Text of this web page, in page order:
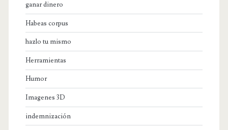
ganar dinero
Habeas corpus
hazlo tu mismo
Herramientas
Humor
Imagenes 3D
indemnización